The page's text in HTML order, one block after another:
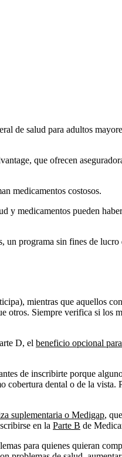
de salud para adultos
que ofrecen
medicamentos costosos.
y medicamentos pueden
programa sin fines de lucro
mientras que aquellos
Siempre verifica si los
D, el beneficio opcional
de inscribirte porque
dental o de la vista.
suplementaria o Medigap,
en la Parte B de
para quienes quieran